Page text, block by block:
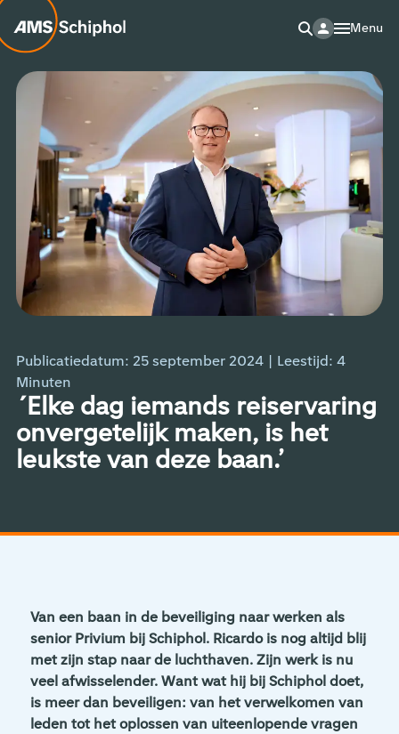
Menu
´Elke dag iemands reiservaring
onvergetelijk maken, is het
leukste van deze baan.’
Publicatiedatum: 25 september 2024 | Leestijd: 4
Minuten
Van een baan in de beveiliging naar werken als
senior Privium bij Schiphol. Ricardo is nog altijd blij
met zijn stap naar de luchthaven. Zijn werk is nu
veel afwisselender. Want wat hij bij Schiphol doet,
is meer dan beveiligen: van het verwelkomen van
leden tot het oplossen van uiteenlopende vragen